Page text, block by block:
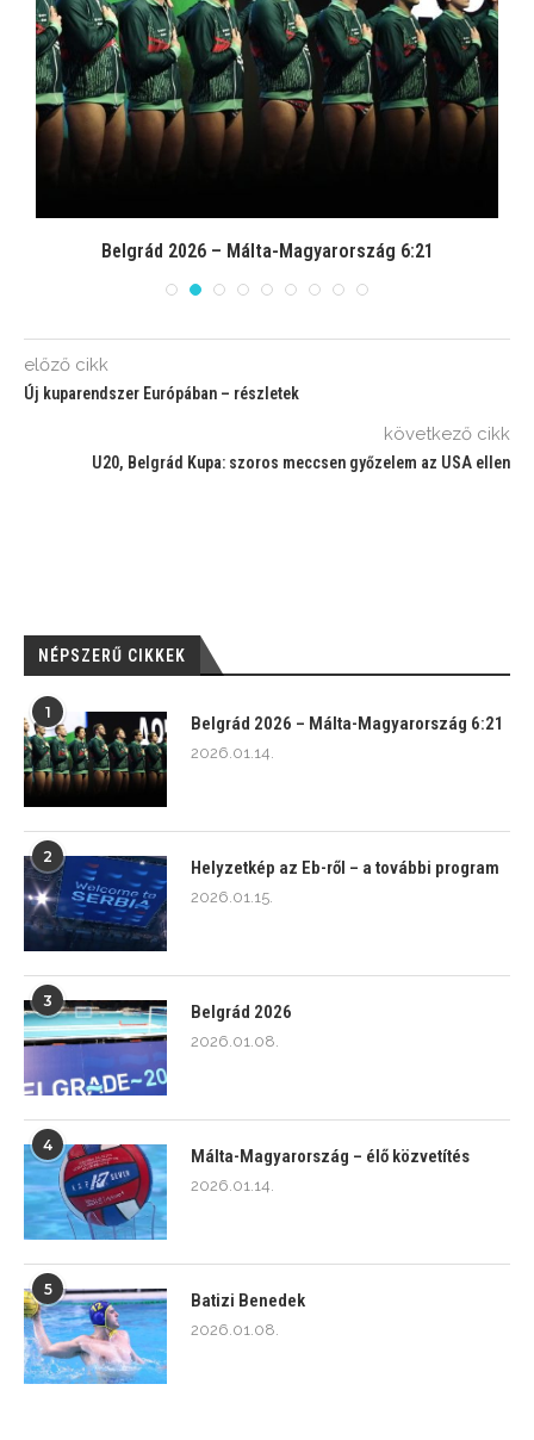
Belgrád 2026 – Málta-Magyarország 6:21
előző cikk
Új kuparendszer Európában – részletek
következő cikk
U20, Belgrád Kupa: szoros meccsen győzelem az USA ellen
NÉPSZERŰ CIKKEK
1
Belgrád 2026 – Málta-Magyarország 6:21
2026.01.14.
2
Helyzetkép az Eb-ről – a további program
2026.01.15.
3
Belgrád 2026
2026.01.08.
4
Málta-Magyarország – élő közvetítés
2026.01.14.
5
Batizi Benedek
2026.01.08.